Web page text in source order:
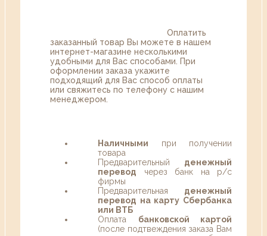
Оплатить
заказанный товар Вы можете в нашем
интернет-магазине несколькими
удобными для Вас способами. При
оформлении заказа укажите
подходящий для Вас способ оплаты
или свяжитесь по телефону с нашим
менеджером.
Наличными при получении
товара
Предварительный денежный
перевод через банк на р/с
фирмы
Предварительная денежный
перевод на карту Сбербанка
или ВТБ
Оплата банковской картой
(после подтвеждения заказа Вам